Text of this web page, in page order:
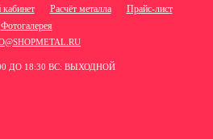
Расчёт металла
Прайс-лист
Фотогалерея
ДО 18:30 ВС: ВЫХОДНОЙ